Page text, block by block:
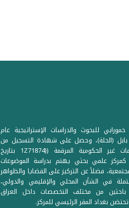
للبحوث والدراسات الإستراتيجية عام
بابل (الحلة)، وحصل على شهادة التسجيل من
دائرة المنظمات غير الحكومية المرقمة ((1Z71874 بتاريخ
12/2012، كمركز علمي بحثي يهتم بدراسة الموضوعات
فضلاً عن التركيز على القضايا والظواهر
في الشأن المحلي والإقليمي والدولي،
من مختلف التخصصات داخل العراق
بغداد المقر الرئيسي للمركز.